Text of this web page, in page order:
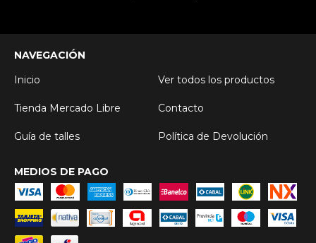
NAVEGACIÓN
Inicio
Ver todos los productos
Tienda Mercado Libre Contacto
Guía de talles Política de Devolución
MEDIOS DE PAGO